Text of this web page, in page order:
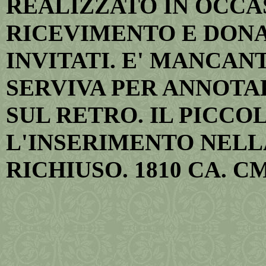
REALIZZATO IN
RICEVIMENTO E
INVITATI. E'
SERVIVA PER
SUL RETRO. IL
L'INSERIMENTO
RICHIUSO. 1810 CA.